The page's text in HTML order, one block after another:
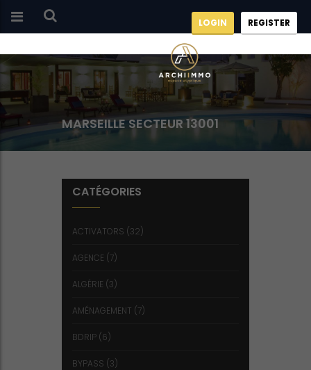
LOGIN REGISTER
MARSEILLE SECTEUR 13001
CATÉGORIES
ACTIVATORS (32)
AGENCE (7)
ALGÉRIE (3)
AMÉNAGEMENT (7)
BDRIP (6)
BYPASS (3)